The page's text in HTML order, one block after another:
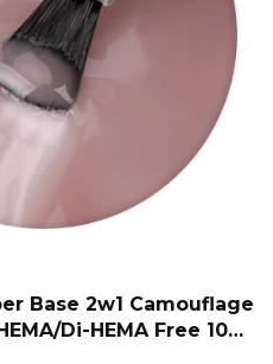
Base 2w1 Camouflage
Di-HEMA Free 10g